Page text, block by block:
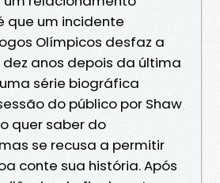
que um incidente
Olímpicos desfaz a
anos depois da última
série biográfica
do público por Shaw
quer saber do
se recusa a permitir
conte sua história. Após